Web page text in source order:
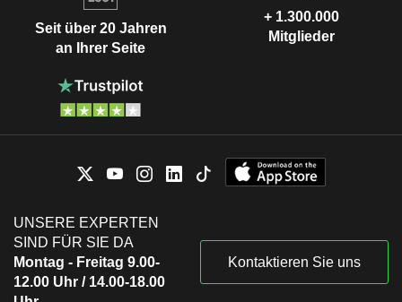
Seit über 20 Jahren
an Ihrer Seite
+ 1.300.000
Mitglieder
UNSERE EXPERTEN
SIND FÜR SIE DA
Montag - Freitag 9.00-
12.00 Uhr / 14.00-18.00
Kontaktieren Sie uns